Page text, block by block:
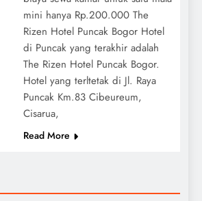
mini hanya Rp.200.000 The
Rizen Hotel Puncak Bogor Hotel
di Puncak yang terakhir adalah
The Rizen Hotel Puncak Bogor.
Hotel yang terltetak di Jl. Raya
Puncak Km.83 Cibeureum,
Cisarua,
Read More